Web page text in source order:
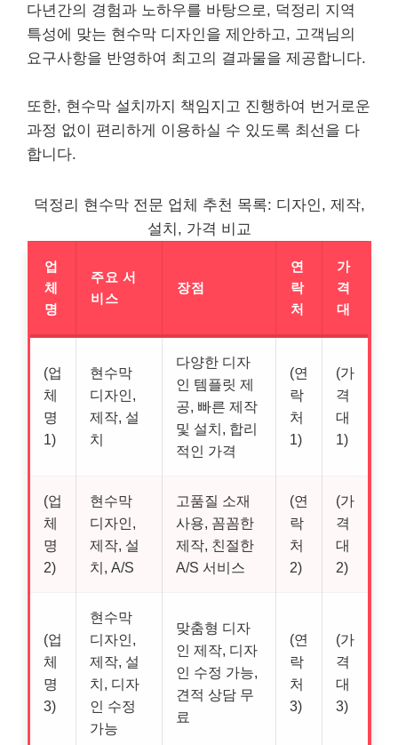
다년간의 경험과 노하우를 바탕으로, 덕정리 지역
특성에 맞는 현수막 디자인을 제안하고, 고객님의
요구사항을 반영하여 최고의 결과물을 제공합니다.
또한, 현수막 설치까지 책임지고 진행하여 번거로운
과정 없이 편리하게 이용하실 수 있도록 최선을 다
합니다.
덕정리 현수막 전문 업체 추천 목록: 디자인, 제작,
설치, 가격 비교
업
체
명
주요 서
비스
장점
연
락
처
가
격
대
(업
체
명
1)
현수막
디자인,
제작, 설
치
다양한 디자
인 템플릿 제
공, 빠른 제작
및 설치, 합리
적인 가격
(연
락
처
1)
(가
격
대
1)
(업
체
명
2)
현수막
디자인,
제작, 설
치, A/S
고품질 소재
사용, 꼼꼼한
제작, 친절한
A/S 서비스
(연
락
처
2)
(가
격
대
2)
(업
체
명
3)
현수막
디자인,
제작, 설
치, 디자
인 수정
가능
맞춤형 디자
인 제작, 디자
인 수정 가능,
견적 상담 무
료
(연
락
처
3)
(가
격
대
3)